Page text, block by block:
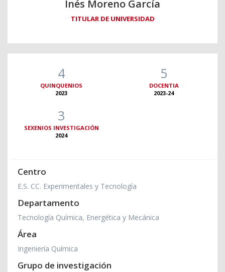
Inés Moreno García
TITULAR DE UNIVERSIDAD
4
QUINQUENIOS
2023
5
DOCENTIA
2023-24
3
SEXENIOS INVESTIGACIÓN
2024
Centro
E.S. CC. Experimentales y Tecnología
Departamento
Tecnología Química, Energética y Mecánica
Área
Ingeniería Química
Grupo de investigación